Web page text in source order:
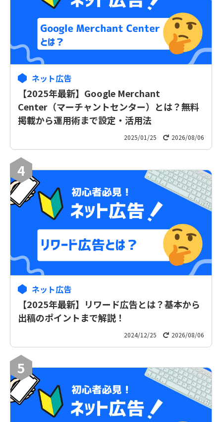
ネット広告
【2025年最新】Google Merchant
Center（マーチャントセンター）とは？無料
掲載から運用術まで設定・活用法
2025/01/25 2026/08/06
4
ネット広告
【2025年最新】リワード広告とは？基本から
出稿のポイントまで解説！
2024/12/25 2026/08/06
5